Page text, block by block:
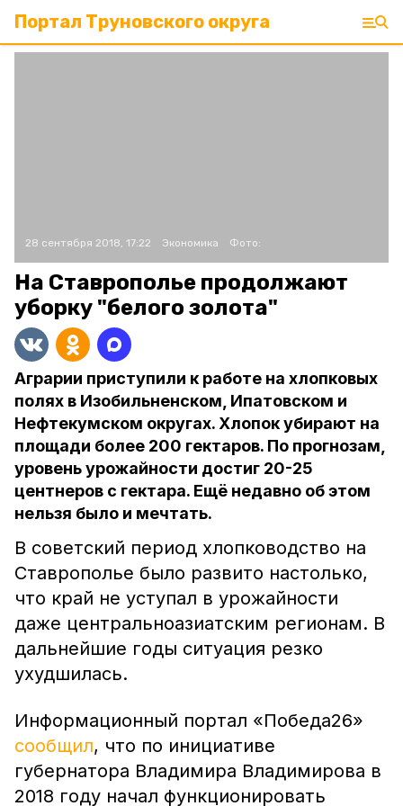
Портал Труновского округа
28 сентября 2018, 17:22 Экономика Фото:
На Ставрополье продолжают
уборку "белого золота"
Аграрии приступили к работе на хлопковых
полях в Изобильненском, Ипатовском и
Нефтекумском округах. Хлопок убирают на
площади более 200 гектаров. По прогнозам,
уровень урожайности достиг 20-25
центнеров с гектара. Ещё недавно об этом
нельзя было и мечтать.
В советский период хлопководство на
Ставрополье было развито настолько,
что край не уступал в урожайности
даже центральноазиатским регионам. В
дальнейшие годы ситуация резко
ухудшилась.
Информационный портал «Победа26»
сообщил, что по инициативе
губернатора Владимира Владимирова в
2018 году начал функционировать